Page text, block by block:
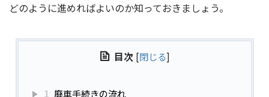
どのように進めればよいのか知っておきましょう。
目次 [閉じる]
1 廃車手続きの流れ